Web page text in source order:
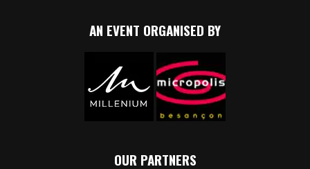
AN EVENT ORGANISED BY
OUR PARTNERS